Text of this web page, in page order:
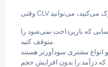
که بازپرداخت نمی‌شود را
متوقف کنید.
درآمد را بدون افزایش حجم